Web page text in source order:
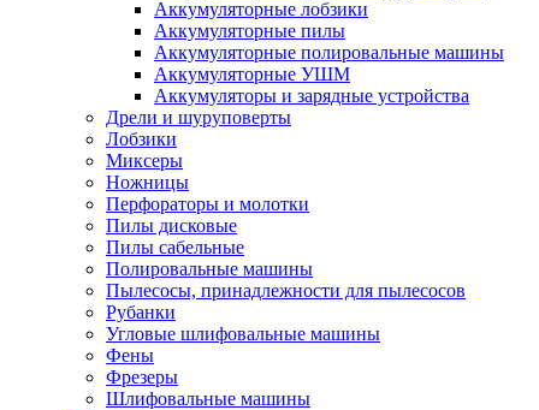
Аккумуляторные лобзики
Аккумуляторные пилы
Аккумуляторные полировальные машины
Аккумуляторные УШМ
Аккумуляторы и зарядные устройства
Дрели и шуруповерты
Лобзики
Миксеры
Ножницы
Перфораторы и молотки
Пилы дисковые
Пилы сабельные
Полировальные машины
Пылесосы, принадлежности для пылесосов
Рубанки
Угловые шлифовальные машины
Фены
Фрезеры
Шлифовальные машины